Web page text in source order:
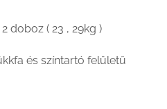
doboz ( 23 , 29kg )
és színtartó felületű